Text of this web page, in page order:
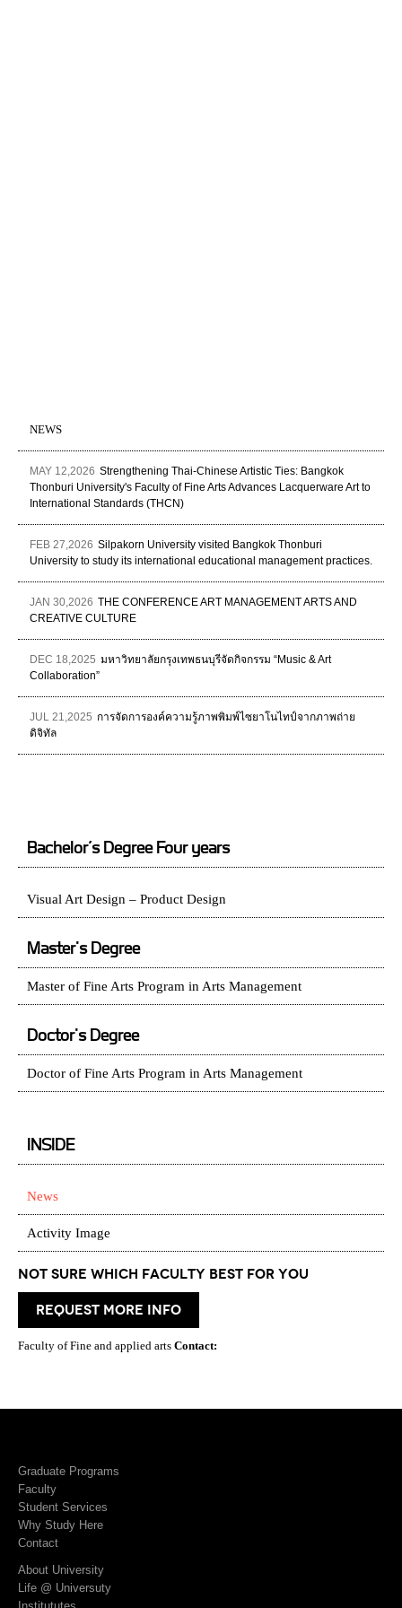
NEWS
MAY 12,2026 Strengthening Thai-Chinese Artistic Ties: Bangkok
Thonburi University's Faculty of Fine Arts Advances Lacquerware Art to
International Standards (THCN)
FEB 27,2026 Silpakorn University visited Bangkok Thonburi
University to study its international educational management practices.
JAN 30,2026 THE CONFERENCE ART MANAGEMENT ARTS AND
CREATIVE CULTURE
DEC 18,2025 มหาวิทยาลัยกรุงเทพธนบุรีจัดกิจกรรม “Music & Art
Collaboration”
JUL 21,2025 การจัดการองค์ความรู้ภาพพิมพ์ไซยาโนไทป์จากภาพถ่าย
ดิจิทัล
Bachelor’s Degree Four years
Visual Art Design – Product Design
Master's Degree
Master of Fine Arts Program in Arts Management
Doctor's Degree
Doctor of Fine Arts Program in Arts Management
INSIDE
News
Activity Image
Not Sure which Faculty best for you
request more info
Faculty of Fine and applied arts Contact:
Graduate Programs
Faculty
Student Services
Why Study Here
Contact
About University
Life @ Universuty